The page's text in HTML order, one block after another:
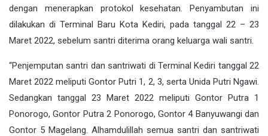
dengan menerapkan protokol kesehatan. Penyambutan ini
dilakukan di Terminal Baru Kota Kediri, pada tanggal 22 – 23
Maret 2022, sebelum santri diterima orang keluarga wali santri.
“Penjemputan santri dan santriwati di Terminal Kediri tanggal 22
Maret 2022 meliputi Gontor Putri 1, 2, 3, serta Unida Putri Ngawi.
Sedangkan tanggal 23 Maret 2022 meliputi Gontor Putra 1
Ponorogo, Gontor Putra 2 Ponorogo, Gontor 4 Banyuwangi dan
Gontor 5 Magelang. Alhamdulillah semua santri dan santriwati